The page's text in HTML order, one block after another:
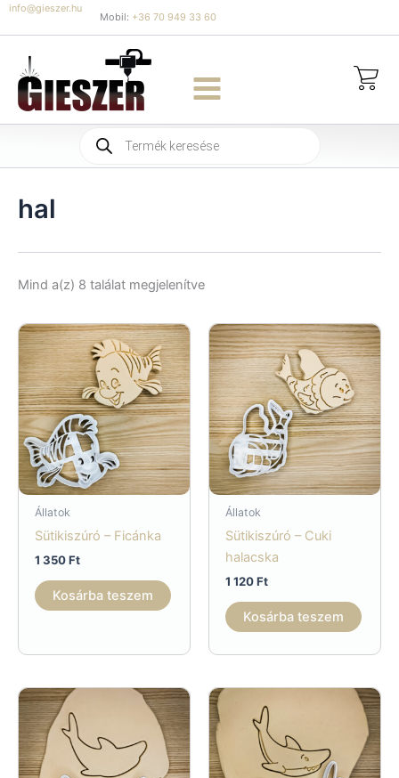
Skip
to
content
info@gieszer.hu
Mobil: +36 70 949 33 60
Products
search
hal
Mind a(z) 8 találat megjelenítveSorted
Állatok
Sütikiszúró – Ficánka
1 350Ft
Kosárba teszem
Állatok
Sütikiszúró – Cuki
halacska
1 120Ft
Kosárba teszem